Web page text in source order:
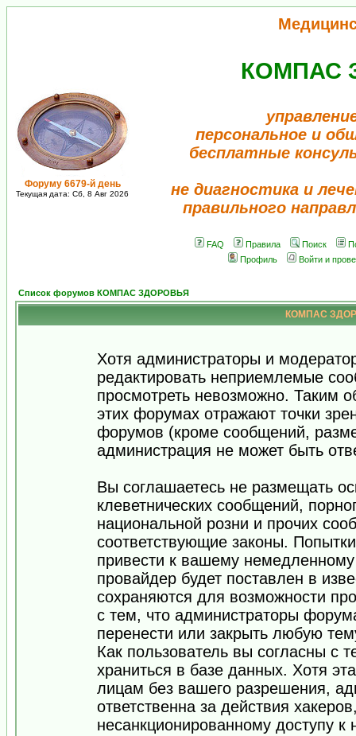
Форуму 6679-й день
Текущая дата: Сб, 8 Авг 2026
КОМПАС
персональное и
бесплатные
не диагностика и
правильного
FAQ Правила Поиск
Профиль
Войти и
Список форумов КОМПАС ЗДОРОВЬЯ
КОМПАС
Хотя администраторы и
редактировать неприемлемые
просмотреть невозможно. Таким
этих форумах отражают точки
форумов (кроме сообщений,
администрация не может быть
Вы соглашаетесь не размещать
клеветнических сообщений,
национальной розни и прочих
соответствующие законы.
привести к вашему
провайдер будет поставлен в
сохраняются для возможности
с тем, что администраторы
перенести или закрыть любую
Как пользователь вы согласны с
храниться в базе данных. Хотя
лицам без вашего разрешения,
ответственна за действия
несанкционированному доступу к